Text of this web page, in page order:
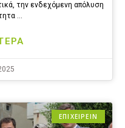
την ενδεχόμενη απόλυση
…
ΕΠΙΧΕΙΡΕΙΝ